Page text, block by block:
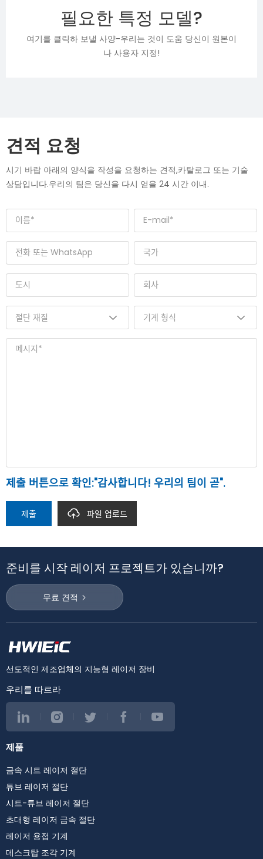
필요한 특정 모델?
여기를 클릭하 보낼 사양-우리는 것이 도움 당신이 원본이
나 사용자 지정!
견적 요청
시기 바랍 아래의 양식을 작성을 요청하는 견적,카탈로그 또는 기술
상담입니다.우리의 팀은 당신을 다시 얻을 24 시간 이내.
제출 버튼으로 확인:"감사합니다! 우리의 팀이 곧".
제출 파일 업로드
준비를 시작 레이저 프로젝트가 있습니까?
무료 견적
선도적인 제조업체의 지능형 레이저 장비
우리를 따르라
제품
금속 시트 레이저 절단
튜브 레이저 절단
시트-튜브 레이저 절단
초대형 레이저 금속 절단
레이저 용접 기계
데스크탑 조각 기계